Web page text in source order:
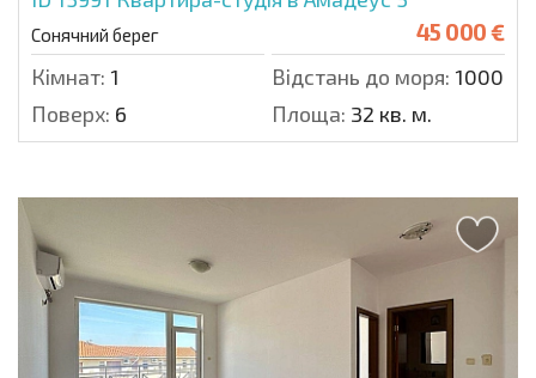
Сонячний берег 45 000 €
Кімнат: 1 Відстань до моря: 1000 м.
Поверх: 6 Площа: 32 кв. м.